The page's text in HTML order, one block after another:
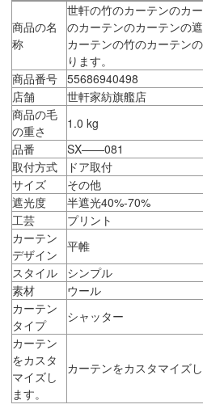
商品の名
称
世軒の竹のカーテンのカ
のカーテンのカーテンの
カーテンの竹のカーテン
ります。
商品番号
55686940498
店舗
世軒家紡旗艦店
商品の毛
の重さ
1.0 kg
品番
SX——081
取付方式
ドア取付
サイズ
その他
遮光度
半遮光40%-70%
工芸
プリント
カーテン
デザイン
平帷
スタイル
シンプル
素材
ウール
カーテン
タイプ
シャッター
カーテン
をカスタ
マイズし
ます。
カーテンをカスタマイズし